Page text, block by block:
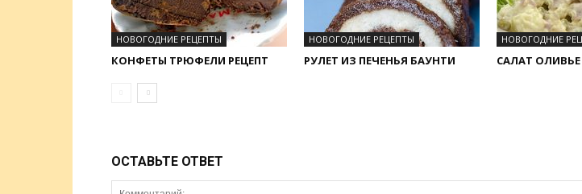
НОВОГОДНИЕ РЕЦЕПТЫ
КОНФЕТЫ ТРЮФЕЛИ РЕЦЕПТ
НОВОГОДНИЕ РЕЦЕПТЫ
РУЛЕТ ИЗ ПЕЧЕНЬЯ БАУНТИ
НОВОГОДНИЕ
САЛАТ
ОСТАВЬТЕ ОТВЕТ